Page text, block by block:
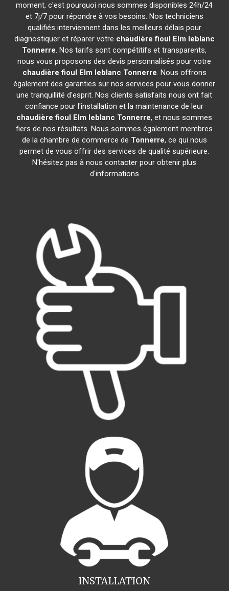
moment, c'est pourquoi nous sommes disponibles 24h/24
et 7j/7 pour répondre à vos besoins. Nos techniciens
qualifiés interviennent dans les meilleurs délais pour
diagnostiquer et réparer votre chaudière fioul Elm leblanc
Tonnerre. Nos tarifs sont compétitifs et transparents,
nous vous proposons des devis personnalisés pour votre
chaudière fioul Elm leblanc Tonnerre. Nous offrons
également des garanties sur nos services pour vous donner
une tranquillité d'esprit. Nos clients satisfaits nous ont fait
confiance pour l'installation et la maintenance de leur
chaudière fioul Elm leblanc Tonnerre, et nous sommes
fiers de nos résultats. Nous sommes également membres
de la chambre de commerce de Tonnerre, ce qui nous
permet de vous offrir des services de qualité supérieure.
N'hésitez pas à nous contacter pour obtenir plus
d'informations
INSTALLATION